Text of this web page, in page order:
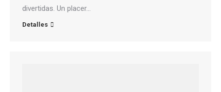
divertidas. Un placer…
Detalles